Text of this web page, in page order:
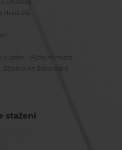
Uničova
Hradiště
služba - Výdejní místa
Zásilka na Slovensko
stažení